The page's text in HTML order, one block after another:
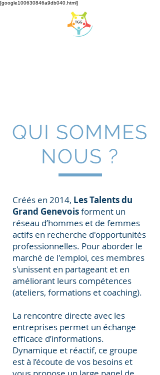
[google100630846a9db040.html]
QUI SOMMES
NOUS ?
Créés en 2014, Les Talents du
Grand Genevoisforment un
réseau d’hommes et de femmes
actifs en recherche d'opportunités
professionnelles. Pour aborder le
marché de l'emploi, ces membres
s'unissent en partageant et en
améliorant leurs compétences
(ateliers, formations et coaching).
La rencontre directe avec les
entreprises permet un échange
efficace d’informations.
Dynamique et réactif, ce groupe
est à l’écoute de vos besoins et